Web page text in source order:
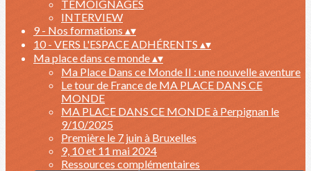
TÉMOIGNAGES
INTERVIEW
9 - Nos formations ▴▾
10 - VERS L'ESPACE ADHÉRENTS ▴▾
Ma place dans ce monde▴▾
Ma Place Dans ce Monde II : une nouvelle aventure
Le tour de France de MA PLACE DANS CE
MONDE
MA PLACE DANS CE MONDE à Perpignan le
9/10/2025
Première le 7 juin à Bruxelles
9, 10 et 11 mai 2024
Ressources complémentaires